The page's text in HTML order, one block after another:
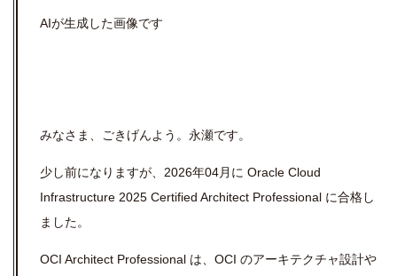
AIが生成した画像です
みなさま、ごきげんよう。永瀬です。
少し前になりますが、2026年04月に Oracle Cloud
Infrastructure 2025 Certified Architect Professional に合格し
ました。
OCI Architect Professional は、OCI のアーキテクチャ設計や